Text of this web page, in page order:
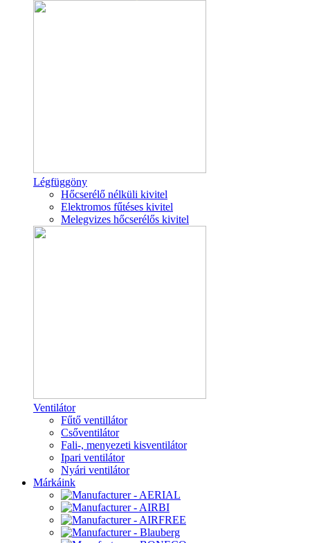
Légfüggöny
Hőcserélő nélküli kivitel
Elektromos fűtéses kivitel
Melegvizes hőcserélős kivitel
Ventilátor
Fűtő ventillátor
Csőventilátor
Fali-, menyezeti kisventilátor
Ipari ventilátor
Nyári ventilátor
Márkáink